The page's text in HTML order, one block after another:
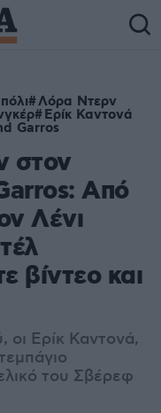
Λόρα Ντερν
Ερίκ Καντονά
Garros
στον
Από
Λένι
βίντεο και
οι Ερίκ Καντονά,
του Σβέρεφ